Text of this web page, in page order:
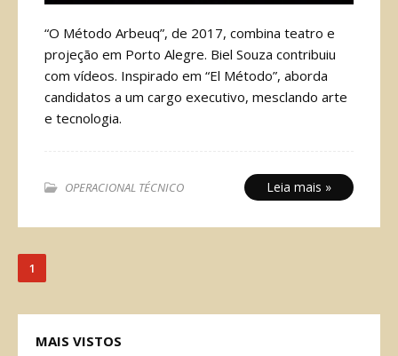
“O Método Arbeuq”, de 2017, combina teatro e
projeção em Porto Alegre. Biel Souza contribuiu
com vídeos. Inspirado em “El Método”, aborda
candidatos a um cargo executivo, mesclando arte
e tecnologia.
OPERACIONAL TÉCNICO Leia mais »
1
MAIS VISTOS